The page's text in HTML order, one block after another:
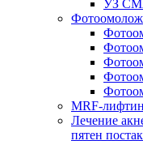
УЗ
MRF-
Лечение
пятен